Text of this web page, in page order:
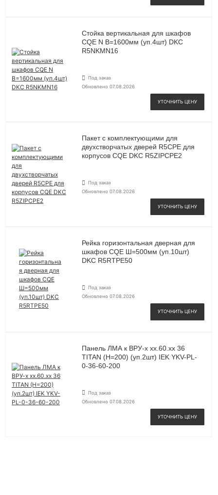
Стойка вертикальная для шкафов
CQE N В=1600мм (уп.4шт) DKC
R5NKMN16
Под заказ
Обновлено 07.08.2026
УТОЧНИТЬ ЦЕНУ
Пакет с комплектующими для
двухстворчатых дверей R5CPE для
корпусов CQE DKC R5ZIPCPE2
Под заказ
Обновлено 07.08.2026
УТОЧНИТЬ ЦЕНУ
Рейка горизонтальная дверная для
шкафов CQE Ш=500мм (уп.10шт)
DKC R5RTPE50
Под заказ
Обновлено 07.08.2026
УТОЧНИТЬ ЦЕНУ
Панель ЛМА к ВРУ-х хх.60.хх 36
TITAN (H=200) (уп.2шт) IEK YKV-PL-
0-36-60-200
Под заказ
Обновлено 07.08.2026
УТОЧНИТЬ ЦЕНУ